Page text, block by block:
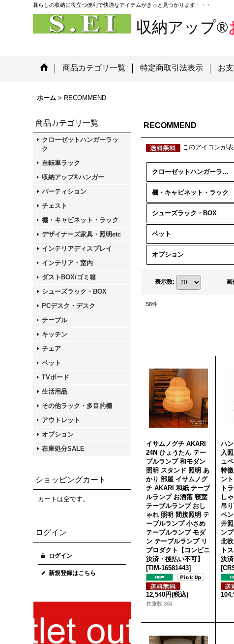
暮らしの収納に役立つ便利で快適なアイテムがきっと見つかります・・・
収納アップ®
商品カテゴリ一覧 特定商取引法表示 お
ホーム > RECOMMEND
商品カテゴリ一覧
クローゼットハンガーラッ
ク
自転車ラック
収納アップ®ハンガー
パーティション
チェスト
棚・キャビネット・ラック
デザイナーズ家具・照明etc
インテリアディスプレイ
インテリア・室内
ダストBOX/ゴミ箱
シューズラック・BOX
PCデスク・デスク
テーブル
キッチン
チェア
ベット
TVボード
生活用品
その他ラック・多目的棚
アウトレット
オプション
在庫処分SALE
ショッピングカート
カートは空です。
ログイン
ログイン
新規登録はこちら
RECOMMEND
このアイコンが
クローゼットハンガーラック
棚・キャビネット・ラック
シューズラック・BOX
ベット
オプション
表示数: 画
58件
イサムノグチ AKARI
24N ひょうたん テー
ブルランプ 和モダン
照明 スタンド 照明 あ
かり 部屋 イサムノグ
チ AKARI 和紙 テーブ
ルランプ お洒落 寝室
テーブルランプ おし
ゃれ 照明 間接照明 テ
ーブルランプ 小さめ
テーブルランプ モダ
ン テーブルランプ リ
プロダクト【コンビニ
決済・後払い不可】
[TIM-16581443]
12,540円(税込)
在庫数 3個
ハ
入
ュ
特
ン
ト
し
吊
ペ
井
ン
北
ト
決
[